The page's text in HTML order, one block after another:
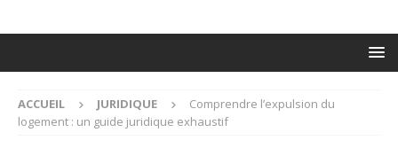
ACCUEIL JURIDIQUE
Comprendre l’expulsion du
logement : un guide juridique exhaustif